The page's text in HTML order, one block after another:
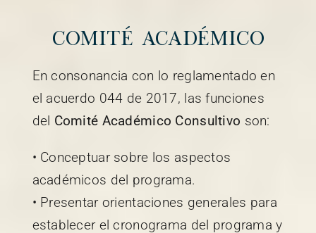
Comité Académico
En consonancia con lo reglamentado en
el acuerdo 044 de 2017, las funciones
del Comité Académico Consultivo son:
• Conceptuar sobre los aspectos
académicos del programa.
• Presentar orientaciones generales para
establecer el cronograma del programa y